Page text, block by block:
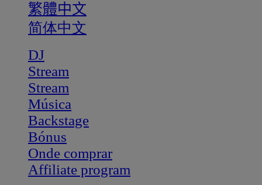
繁體中文
简体中文
DJ
Stream
Stream
Música
Backstage
Bónus
Onde comprar
Affiliate program